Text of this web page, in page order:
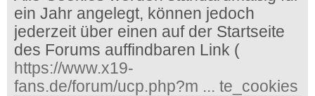
ein Jahr angelegt, können jedoch
jederzeit über einen auf der Startseite
des Forums auffindbaren Link (
https://www.x19-
fans.de/forum/ucp.php?m ... te_cookies